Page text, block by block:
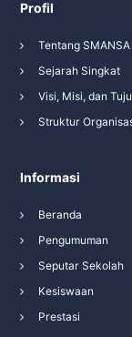
Profil
Tentang SMANSA
Sejarah Singkat
Visi, Misi, dan
Struktur
Informasi
Beranda
Pengumuman
Seputar Sekolah
Kesiswaan
Prestasi